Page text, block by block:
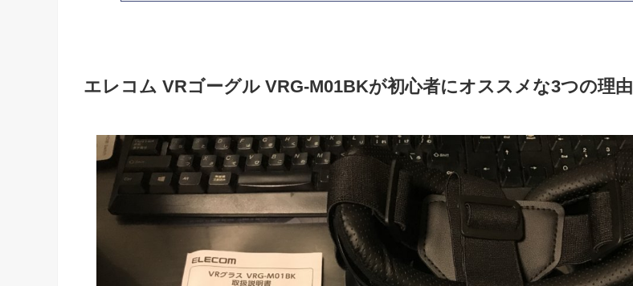
エレコム VRゴーグル VRG-M01BKが初心者にオススメな3つの理由